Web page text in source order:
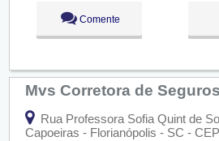
Comente
Mvs Corretora de Seguros
Rua Professora Sofia Quint de
Capoeiras - Florianópolis - SC -